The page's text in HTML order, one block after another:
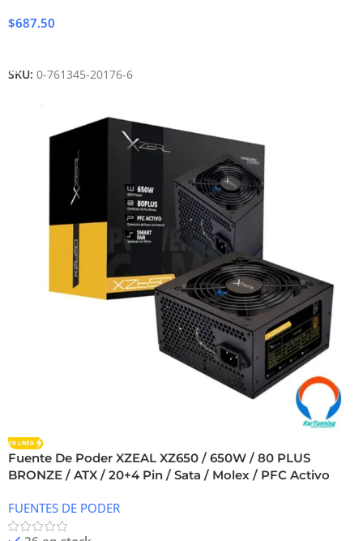
$687.50
SKU: 0-761345-20176-6
Fuente De Poder XZEAL XZ650 / 650W / 80 PLUS
BRONZE / ATX / 20+4 Pin / Sata / Molex / PFC Activo
FUENTES DE PODER